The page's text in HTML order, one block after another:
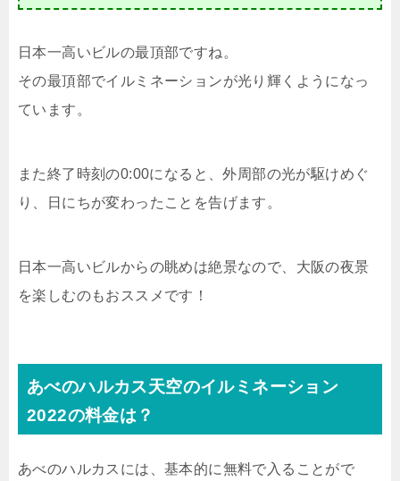
日本一高いビルの最頂部ですね。
その最頂部でイルミネーションが光り輝くようになっ
ています。
また終了時刻の0:00になると、外周部の光が駆けめぐ
り、日にちが変わったことを告げます。
日本一高いビルからの眺めは絶景なので、大阪の夜景
を楽しむのもおススメです！
あべのハルカス天空のイルミネーション
2022の料金は？
あべのハルカスには、基本的に無料で入ることがで